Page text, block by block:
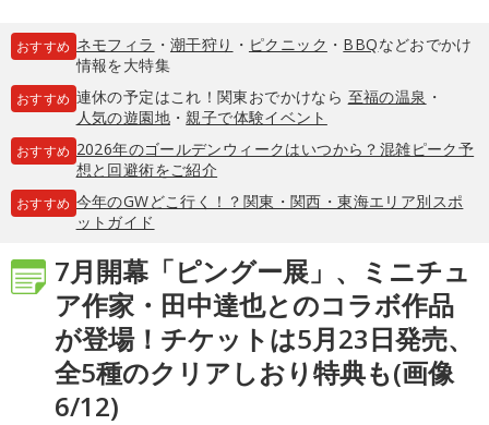
おすすめ ネモフィラ ・ 潮干狩り ・ ピクニック ・ BBQなどおでかけ
情報を大特集
おすすめ 連休の予定はこれ！関東おでかけなら 至福の温泉 ・
人気の遊園地・親子で体験イベント
おすすめ 2026年のゴールデンウィークはいつから？混雑ピーク予
想と回避術をご紹介
おすすめ 今年のGWどこ行く！？関東・関西・東海エリア別スポ
ットガイド
7月開幕「ピングー展」、ミニチュ
ア作家・田中達也とのコラボ作品
が登場！チケットは5月23日発売、
全5種のクリアしおり特典も(画像
6/12)